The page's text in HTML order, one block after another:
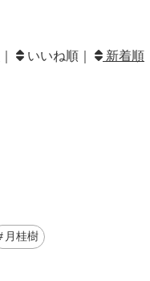
いいね順｜ 新着順
月桂樹